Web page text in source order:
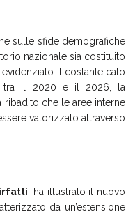
sulle sfide demografiche
nazionale sia costituito
il costante calo
tra il 2020 e il 2026, la
ribadito che le aree interne
valorizzato attraverso
, ha illustrato il nuovo
da un’estensione